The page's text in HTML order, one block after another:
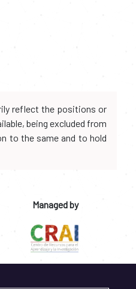
reflect the positions or
being excluded from
to the same and to hold
Managed by